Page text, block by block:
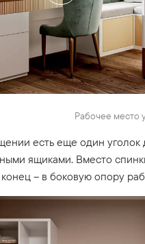
Рабочее место
есть еще один уголок
ящиками. Вместо
– в боковую опору